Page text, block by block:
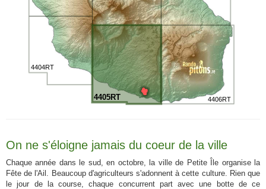
4404RT
4405RT 4406RT
On ne s'éloigne jamais du coeur de la ville
Chaque année dans le sud, en octobre, la ville de Petite Île organise la
Fête de l'Ail. Beaucoup d'agriculteurs s'adonnent à cette culture. Rien que
le jour de la course, chaque concurrent part avec une botte de ce